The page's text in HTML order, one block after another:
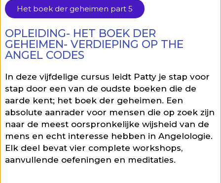
Het boek der geheimen part 5
OPLEIDING- HET BOEK DER
GEHEIMEN- VERDIEPING OP THE
ANGEL CODES
In deze vijfdelige cursus leidt Patty je stap voor
stap door een van de oudste boeken die de
aarde kent; het boek der geheimen. Een
absolute aanrader voor mensen die op zoek zijn
naar de meest oorspronkelijke wijsheid van de
mens en echt interesse hebben in Angelologie.
Elk deel bevat vier complete workshops,
aanvullende oefeningen en meditaties.